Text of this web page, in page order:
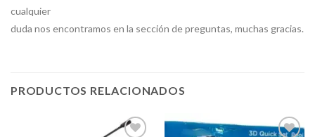
cualquier
duda nos encontramos en la sección de preguntas, muchas gracias.
PRODUCTOS RELACIONADOS